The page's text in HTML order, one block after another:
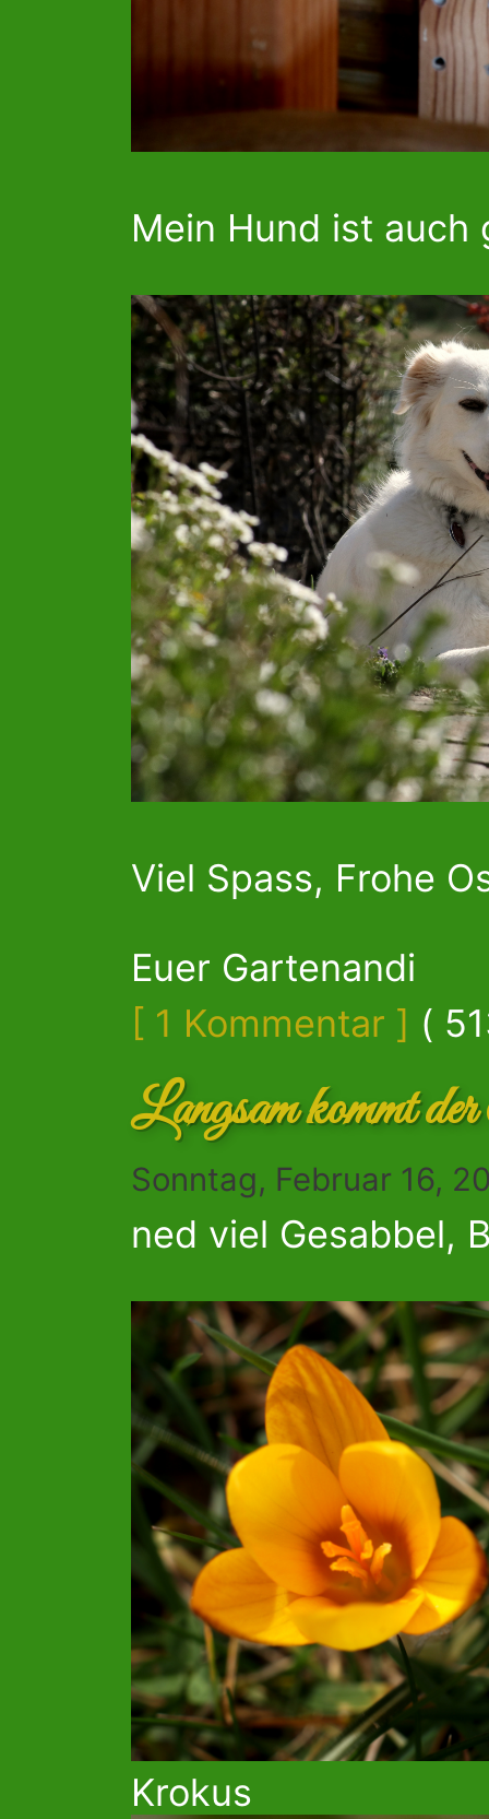
Mein Hund ist auch
Viel Spass, Frohe
Euer Gartenandi
[ 1 Kommentar ] (
Langsam kommt
Sonntag, Februar 16,
ned viel Gesabbel,
Krokus